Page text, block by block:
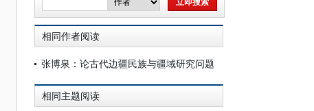
相同作者阅读
张博泉：论古代边疆民族与疆域研究问题
相同主题阅读